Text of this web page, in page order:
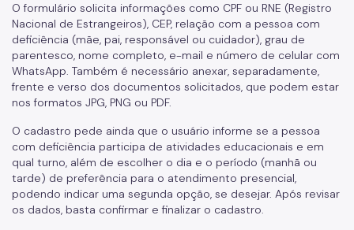
O formulário solicita informações como CPF ou RNE (Registro
Nacional de Estrangeiros), CEP, relação com a pessoa com
deficiência (mãe, pai, responsável ou cuidador), grau de
parentesco, nome completo, e-mail e número de celular com
WhatsApp. Também é necessário anexar, separadamente,
frente e verso dos documentos solicitados, que podem estar
nos formatos JPG, PNG ou PDF.
O cadastro pede ainda que o usuário informe se a pessoa
com deficiência participa de atividades educacionais e em
qual turno, além de escolher o dia e o período (manhã ou
tarde) de preferência para o atendimento presencial,
podendo indicar uma segunda opção, se desejar. Após revisar
os dados, basta confirmar e finalizar o cadastro.